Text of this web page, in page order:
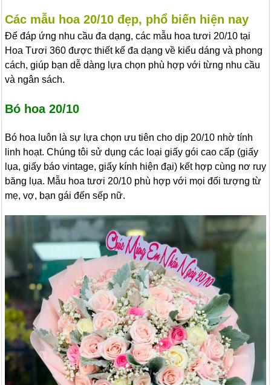
Các mẫu hoa 20/10 đẹp, phổ biến hiện nay
Để đáp ứng nhu cầu đa dạng, các mẫu hoa tươi 20/10 tại
Hoa Tươi 360 được thiết kế đa dạng về kiểu dáng và phong
cách, giúp bạn dễ dàng lựa chọn phù hợp với từng nhu cầu
và ngân sách.
Bó hoa 20/10
Bó hoa luôn là sự lựa chọn ưu tiên cho dịp 20/10 nhờ tính
linh hoạt. Chúng tôi sử dụng các loại giấy gói cao cấp (giấy
lụa, giấy báo vintage, giấy kính hiện đại) kết hợp cùng nơ ruy
băng lụa. Mẫu hoa tươi 20/10 phù hợp với mọi đối tượng từ
mẹ, vợ, bạn gái đến sếp nữ.